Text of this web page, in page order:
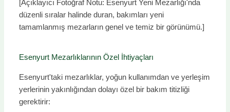
[Açıklayıcı Fotoğraf Notu: Esenyurt Yeni Mezarlığı'nda
düzenli sıralar halinde duran, bakımları yeni
tamamlanmış mezarların genel ve temiz bir görünümü.]
Esenyurt Mezarlıklarının Özel İhtiyaçları
Esenyurt'taki mezarlıklar, yoğun kullanımdan ve yerleşim
yerlerinin yakınlığından dolayı özel bir bakım titizliği
gerektirir: